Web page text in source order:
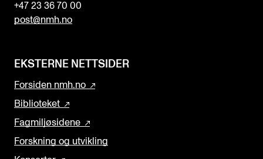
+47 23 36 70 00
post@nmh.no
EKSTERNE NETTSIDER
Forsiden nmh.no
Biblioteket
Fagmiljøsidene
Forskning og utvikling